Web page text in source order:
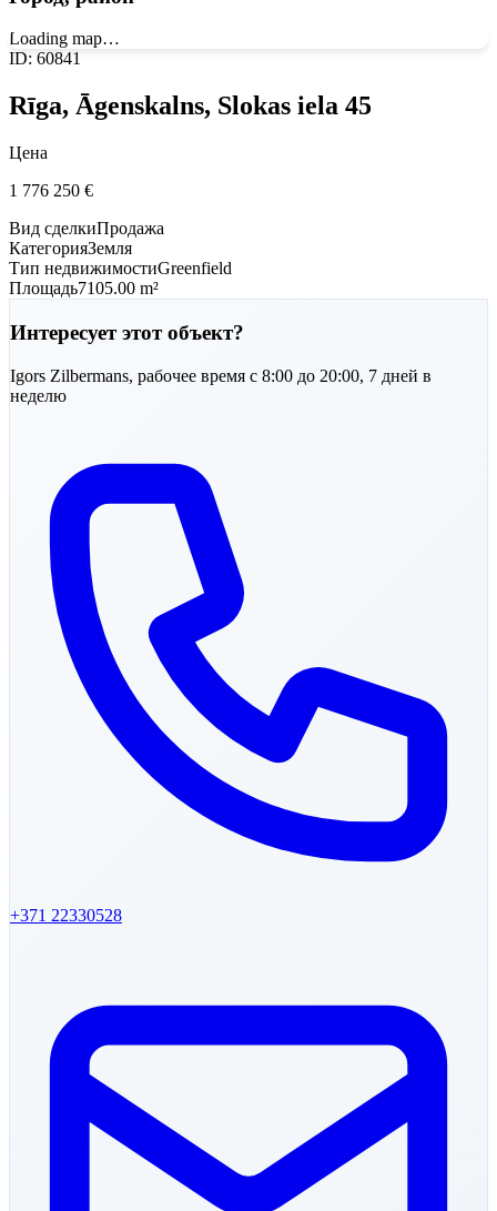
Loading map…
ID: 60841
Rīga, Āgenskalns, Slokas iela 45
Цена
1 776 250 €
Вид сделкиПродажа
КатегорияЗемля
Тип недвижимостиGreenfield
Площадь7105.00 m²
Интересует этот объект?
Igors Zilbermans, рабочее время с 8:00 до 20:00, 7 дней в
неделю
+371 22330528